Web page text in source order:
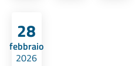
28
febbraio
2026